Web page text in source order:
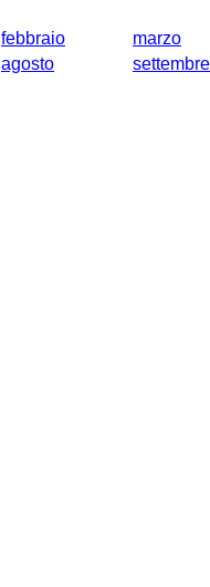
febbraio
marzo
agosto settembre